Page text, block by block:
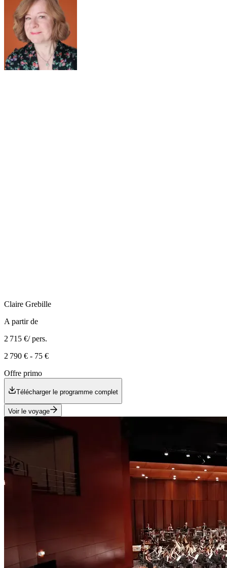
Claire Grebille
A partir de
2 715 €/ pers.
2 790 € - 75 €
Offre primo
Télécharger le programme complet
Voir le voyage